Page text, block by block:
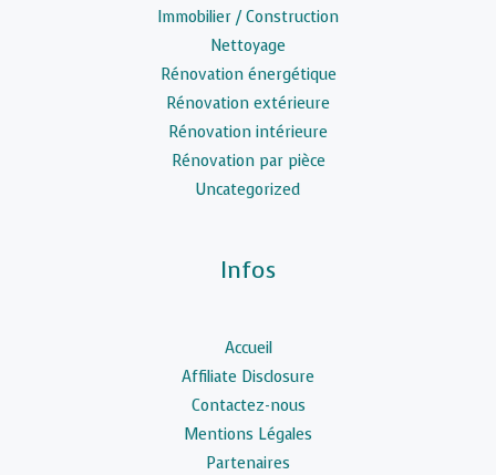
Immobilier / Construction
Nettoyage
Rénovation énergétique
Rénovation extérieure
Rénovation intérieure
Rénovation par pièce
Uncategorized
Infos
Accueil
Affiliate Disclosure
Contactez-nous
Mentions Légales
Partenaires